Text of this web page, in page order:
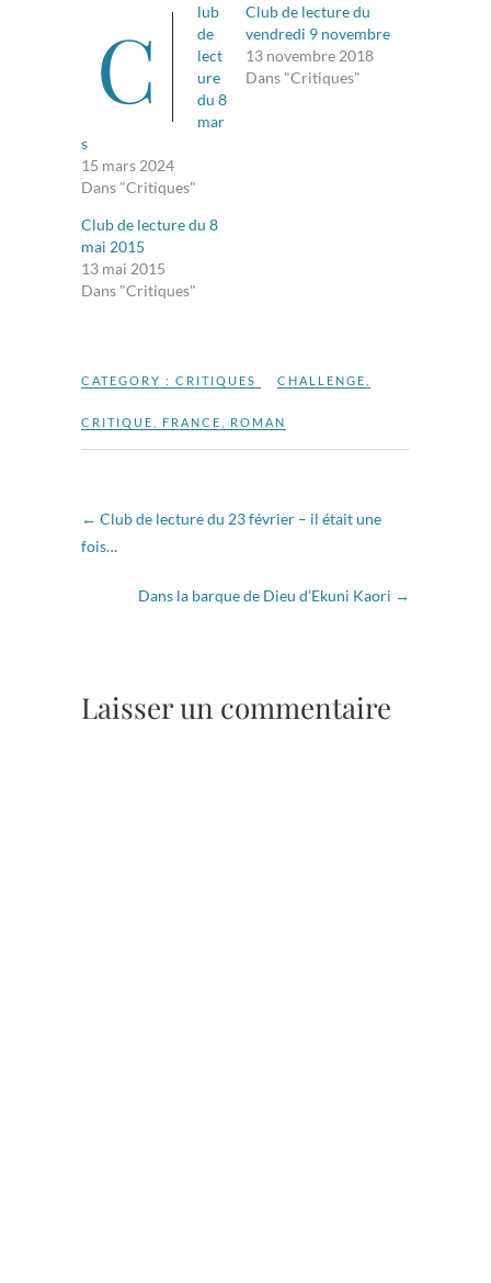
C
lub
de
lect
ure
du 8
mar
s
15 mars 2024
Dans "Critiques"
Club de lecture du
vendredi 9 novembre
13 novembre 2018
Dans "Critiques"
Club de lecture du 8
mai 2015
13 mai 2015
Dans "Critiques"
CATEGORY : CRITIQUES CHALLENGE
CRITIQUE FRANCE ROMAN
← Club de lecture du 23 février – il était une
fois…
Dans la barque de Dieu d’Ekuni Kaori →
Laisser un commentaire